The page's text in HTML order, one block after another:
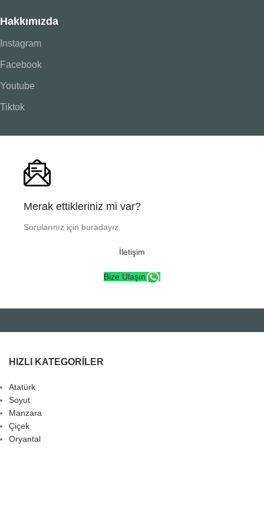
Hakkımızda
Instagram
Facebook
Youtube
Tiktok
Merak ettikleriniz mi var?
Sorularınız için buradayız.
İletişim
Bize Ulaşın
HIZLI KATEGORILER
Atatürk
Soyut
Manzara
Çiçek
Oryantal